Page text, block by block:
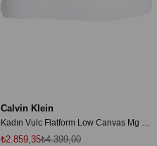
Calvin Klein
Kadın Vulc Flatform Low Canvas Mg Pudra Sneaker
₺2.859,35₺4.399,00